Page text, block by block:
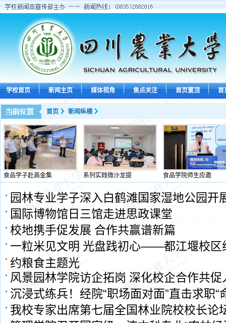
学校首页 新闻主页 媒体视角 焦点关注 首页置顶 首
首页 新闻纵横
食品学子赴高金集 系列实践微沙龙提 食品学院师生应邀
园林专业学子深入白鹤滩国家湿地公园开
国际博物馆日三馆走进思政课堂
校地携手促发展 合作共赢谱新篇
一粒米见文明 光盘践初心——都江堰校区
约粮食主题光
风景园林学院访企拓岗 深化校企合作共促
沉浸式练兵！经院“职场面对面”直击求职“
我校专家出席第七届全国林业院校校长论